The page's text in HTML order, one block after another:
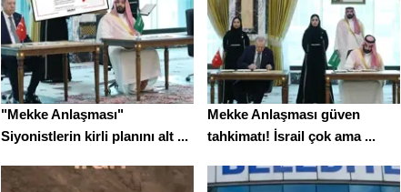
"Mekke Anlaşması"
Siyonistlerin kirli planını alt ...
Mekke Anlaşması güven
tahkimatı! İsrail çok ama ...